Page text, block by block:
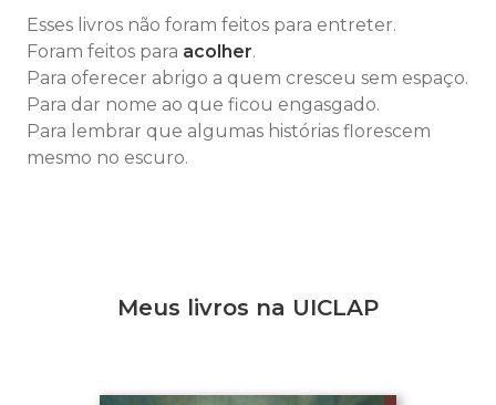
Esses livros não foram feitos para entreter.
Foram feitos para acolher.
Para oferecer abrigo a quem cresceu sem espaço.
Para dar nome ao que ficou engasgado.
Para lembrar que algumas histórias florescem
mesmo no escuro.
Meus livros na UICLAP